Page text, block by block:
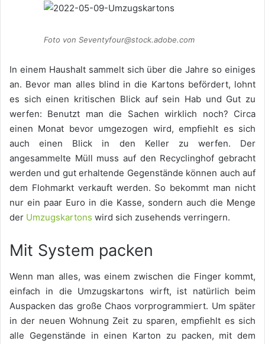
Foto von Seventyfour@stock.adobe.com
In einem Haushalt sammelt sich über die Jahre so einiges
an. Bevor man alles blind in die Kartons befördert, lohnt
es sich einen kritischen Blick auf sein Hab und Gut zu
werfen: Benutzt man die Sachen wirklich noch? Circa
einen Monat bevor umgezogen wird, empfiehlt es sich
auch einen Blick in den Keller zu werfen. Der
angesammelte Müll muss auf den Recyclinghof gebracht
werden und gut erhaltende Gegenstände können auch auf
dem Flohmarkt verkauft werden. So bekommt man nicht
nur ein paar Euro in die Kasse, sondern auch die Menge
der Umzugskartons wird sich zusehends verringern.
Mit System packen
Wenn man alles, was einem zwischen die Finger kommt,
einfach in die Umzugskartons wirft, ist natürlich beim
Auspacken das große Chaos vorprogrammiert. Um später
in der neuen Wohnung Zeit zu sparen, empfiehlt es sich
alle Gegenstände in einen Karton zu packen, mit dem